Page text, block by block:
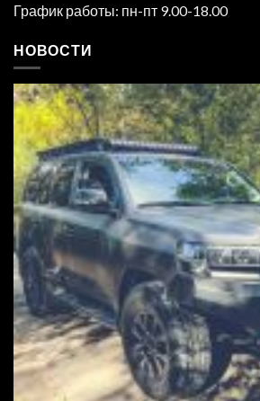
График работы: пн-пт 9.00-18.00
НОВОСТИ